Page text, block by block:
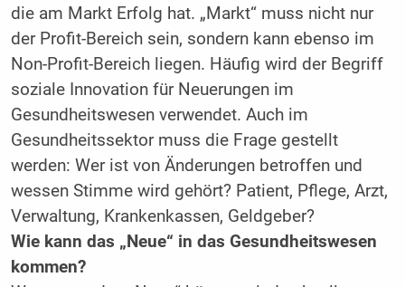
die am Markt Erfolg hat. „Markt“ muss nicht nur
der Profit-Bereich sein, sondern kann ebenso im
Non-Profit-Bereich liegen. Häufig wird der Begriff
soziale Innovation für Neuerungen im
Gesundheitswesen verwendet. Auch im
Gesundheitssektor muss die Frage gestellt
werden: Wer ist von Änderungen betroffen und
wessen Stimme wird gehört? Patient, Pflege, Arzt,
Verwaltung, Krankenkassen, Geldgeber?
Wie kann das „Neue“ in das Gesundheitswesen
kommen?